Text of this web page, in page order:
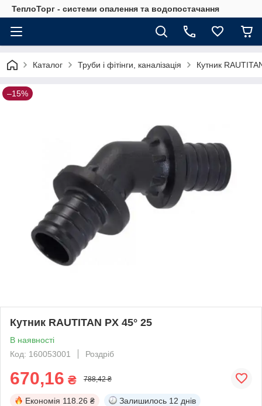
ТеплоТорг - системи опалення та водопостачання
Каталог Труби і фітінги, каналізація Кутник
–15%
Кутник RAUTITAN PX 45° 25
В наявності
Код: 160053001
Роздріб
670,16 ₴ 788,42 ₴
Економія 118.26 ₴ Залишилось 12 днів